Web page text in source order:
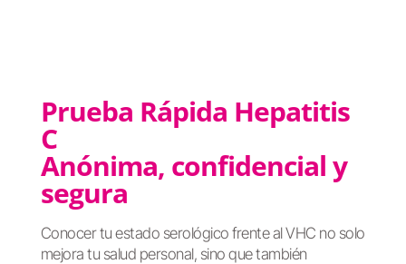
Prueba Rápida Hepatitis
C
Anónima, confidencial y
segura
Conocer tu estado serológico frente al VHC no solo
mejora tu salud personal, sino que también